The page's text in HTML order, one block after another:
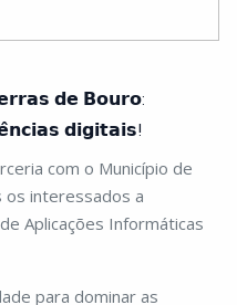
𝗱𝗲 𝗕𝗼𝘂𝗿𝗼:
𝗱𝗶𝗴𝗶𝘁𝗮𝗶𝘀!
com o Município de
os interessados a
Aplicações Informáticas
para dominar as